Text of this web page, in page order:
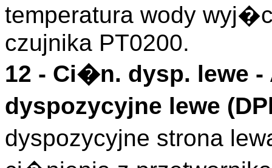
temperatura wody
czujnika PT0200.
12 - Ci�n. dysp. lewe -
dyspozycyjne lewe (
dyspozycyjne strona